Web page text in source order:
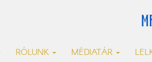
RÓLUNK MÉDIATÁR